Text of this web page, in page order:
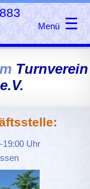
Menü ☰
Turnverein
19:00 Uhr